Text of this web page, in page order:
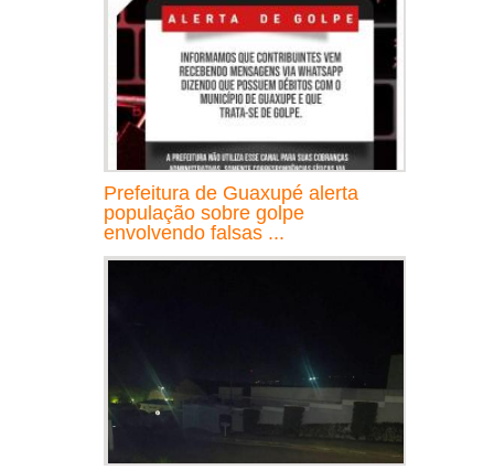
Prefeitura de Guaxupé alerta
população sobre golpe
envolvendo falsas ...